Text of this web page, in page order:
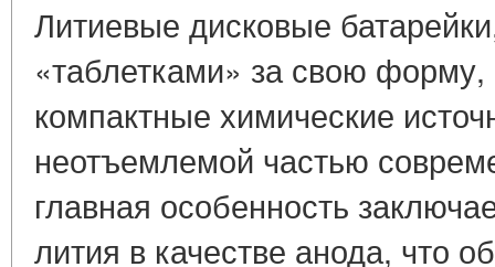
Литиевые дисковые
«таблетками» за свою
компактные химические
неотъемлемой частью
главная особенность
лития в качестве анода, что